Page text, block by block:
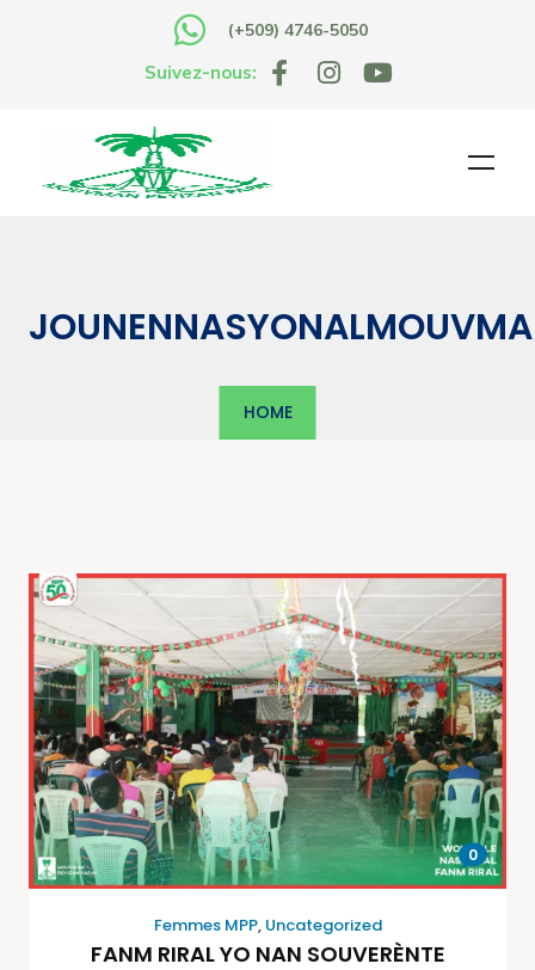
(+509) 4746-5050
Suivez-nous:
HOME
0
Femmes MPP, Uncategorized
FANM RIRAL YO NAN SOUVERÈNTE